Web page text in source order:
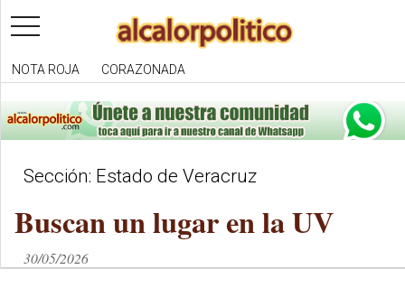
toggle
navigation
NOTA ROJA CORAZONADA
Sección: Estado de Veracruz
Buscan un lugar en la UV
30/05/2026